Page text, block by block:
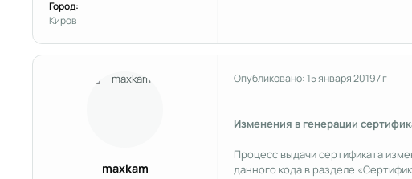
Город:
Киров
maxkam
Опубликовано:15 января 20197 г
Изменения в генерации
Процесс выдачи сертификата
данного кода в разделе